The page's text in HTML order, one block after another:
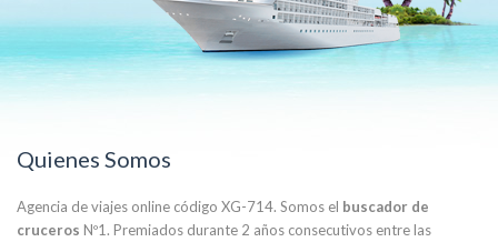
Quienes Somos
Agencia de viajes online código XG-714. Somos el buscador de
cruceros Nº1. Premiados durante 2 años consecutivos entre las